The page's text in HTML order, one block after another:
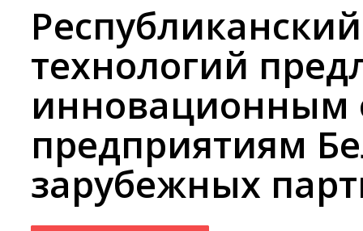
технологий
инновационным
предприятиям
зарубежных